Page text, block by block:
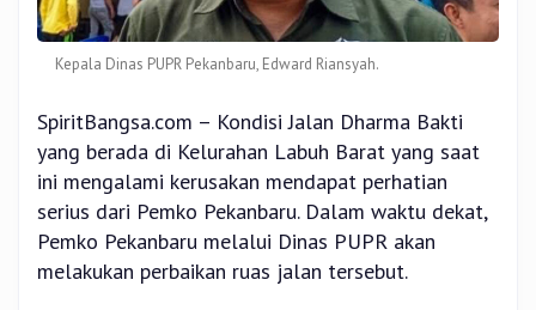
Kepala Dinas PUPR Pekanbaru, Edward Riansyah.
SpiritBangsa.com – Kondisi Jalan Dharma Bakti
yang berada di Kelurahan Labuh Barat yang saat
ini mengalami kerusakan mendapat perhatian
serius dari Pemko Pekanbaru. Dalam waktu dekat,
Pemko Pekanbaru melalui Dinas PUPR akan
melakukan perbaikan ruas jalan tersebut.